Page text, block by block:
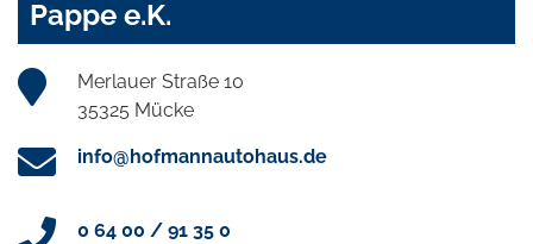
Pappe e.K.
Merlauer Straße 10
35325 Mücke
info@hofmannautohaus.de
0 64 00 / 91 35 0